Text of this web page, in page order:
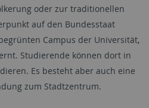
oder zur traditionellen
auf den Bundesstaat
Campus der Universität,
Studierende können dort in
Es besteht aber auch eine
zum Stadtzentrum.